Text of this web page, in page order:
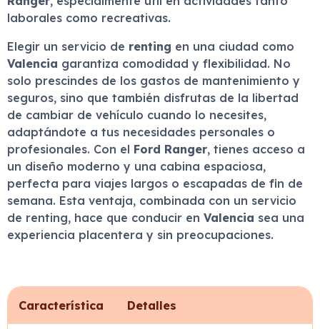
laborales como recreativas.
Elegir un servicio de renting en una ciudad como
Valencia garantiza comodidad y flexibilidad. No
solo prescindes de los gastos de mantenimiento y
seguros, sino que también disfrutas de la libertad
de cambiar de vehículo cuando lo necesites,
adaptándote a tus necesidades personales o
profesionales. Con el Ford Ranger, tienes acceso a
un diseño moderno y una cabina espaciosa,
perfecta para viajes largos o escapadas de fin de
semana. Esta ventaja, combinada con un servicio
de renting, hace que conducir en Valencia sea una
experiencia placentera y sin preocupaciones.
Característica Detalles